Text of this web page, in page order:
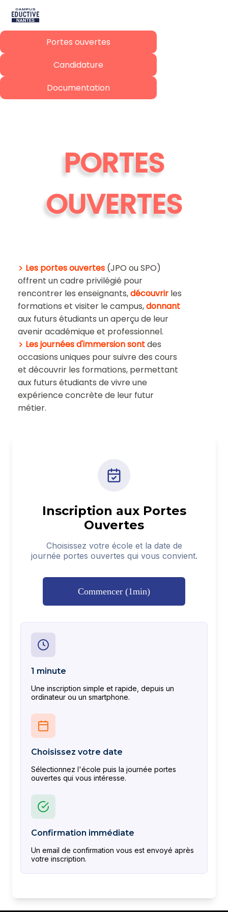
Portes ouvertes
Candidature
Documentation
PORTES
OUVERTES
Les portes ouvertes (JPO ou SPO)
offrent un cadre privilégié pour
rencontrer les enseignants,découvrir les
formations et visiter le campus,donnant
aux futurs étudiants un aperçu de leur
avenir académique et professionnel.
Les journées d'immersion sontdes
occasions uniques pour suivre des cours
et découvrir les formations, permettant
aux futurs étudiants de vivre une
expérience concrète de leur futur
métier.